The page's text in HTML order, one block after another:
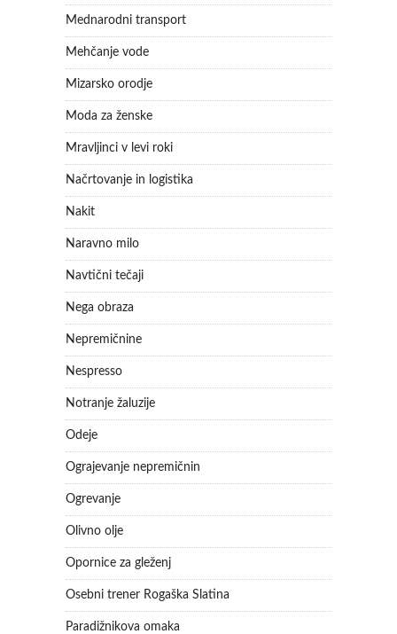
Mednarodni transport
Mehčanje vode
Mizarsko orodje
Moda za ženske
Mravljinci v levi roki
Načrtovanje in logistika
Nakit
Naravno milo
Navtični tečaji
Nega obraza
Nepremičnine
Nespresso
Notranje žaluzije
Odeje
Ograjevanje nepremičnin
Ogrevanje
Olivno olje
Opornice za gleženj
Osebni trener Rogaška Slatina
Paradižnikova omaka